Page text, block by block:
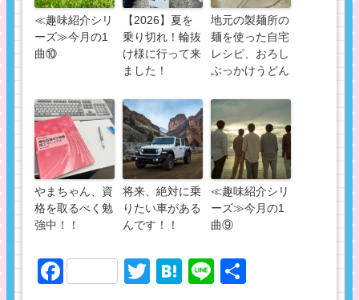
≪趣味紹介シリ
ーズ≫今月の1
曲⑩
【2026】夏を
乗り切れ！輪抜
け様に行って来
ました！
地元の製麺所の
麺を使った自宅
レシピ、おろし
ぶっかけうどん
やまちゃん、資
格を取るべく勉
強中！！
将来、絶対に乗
りたい車がある
んです！！
≪趣味紹介シリ
ーズ≫今月の1
曲⑨
FacebookTwitter
Hatena
Line